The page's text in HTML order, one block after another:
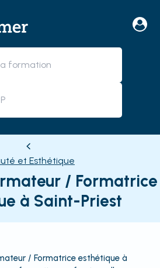
et Esthétique
/ Formatrice
à Saint-Priest
/ Formatrice esthétique à